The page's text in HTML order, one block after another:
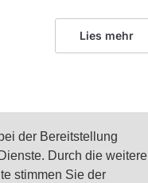
der Bereitstellung
Durch die weitere
stimmen Sie der
Lies mehr
IMPRESSUM